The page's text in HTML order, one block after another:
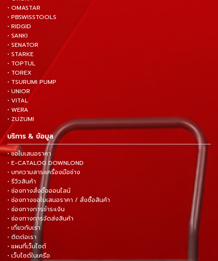
• OMASTAR
• PBSWISSTOOLS
• RIDGID
• SANKI
• SENATOR
• STARKE
• TOPTUL
• TOREX
• TSURUMI PUMP
• UNIOR
• VITAL
• WERA
• ZUZUMI
บริการ & ข้อมูล
• ขอใบเสนอราคา
• E-CATALOG DOWNLOND
• บทความสาระเครื่องมือช่าง
• รีวิวสินค้า
• ช่องทางสั่งซื้อออนไลน์
• ช่องทางขอใบเสนอราคา / สั่งซื้อสินค้า
• ช่องทางการชำระเงิน
• ช่องทางการจัดส่งสินค้า
• เกี่ยวกับเรา
• ติดต่อเรา
• แผนที่เว็บไซต์
• เว็บไซต์ในเครือ